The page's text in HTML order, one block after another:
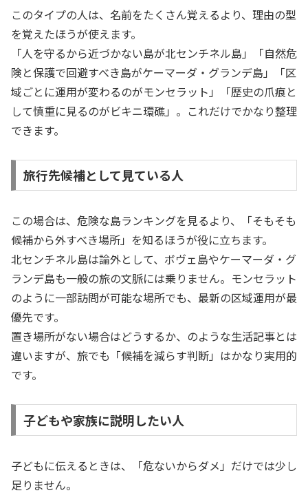
このタイプの人は、名前をたくさん覚えるより、理由の型
を覚えたほうが使えます。
「人を守るから近づかない島が北センチネル島」「自然危
険と保護で回避すべき島がケーマーダ・グランデ島」「区
域ごとに運用が変わるのがモンセラット」「歴史の爪痕と
して慎重に見るのがビキニ環礁」。これだけでかなり整理
できます。
旅行先候補として見ている人
この場合は、危険な島ランキングを見るより、「そもそも
候補から外すべき場所」を知るほうが役に立ちます。
北センチネル島は論外として、ボヴェ島やケーマーダ・グ
ランデ島も一般の旅の文脈には乗りません。モンセラット
のように一部訪問が可能な場所でも、最新の区域運用が最
優先です。
置き場所がない場合はどうするか、のような生活記事とは
違いますが、旅でも「候補を減らす判断」はかなり実用的
です。
子どもや家族に説明したい人
子どもに伝えるときは、「危ないからダメ」だけでは少し
足りません。